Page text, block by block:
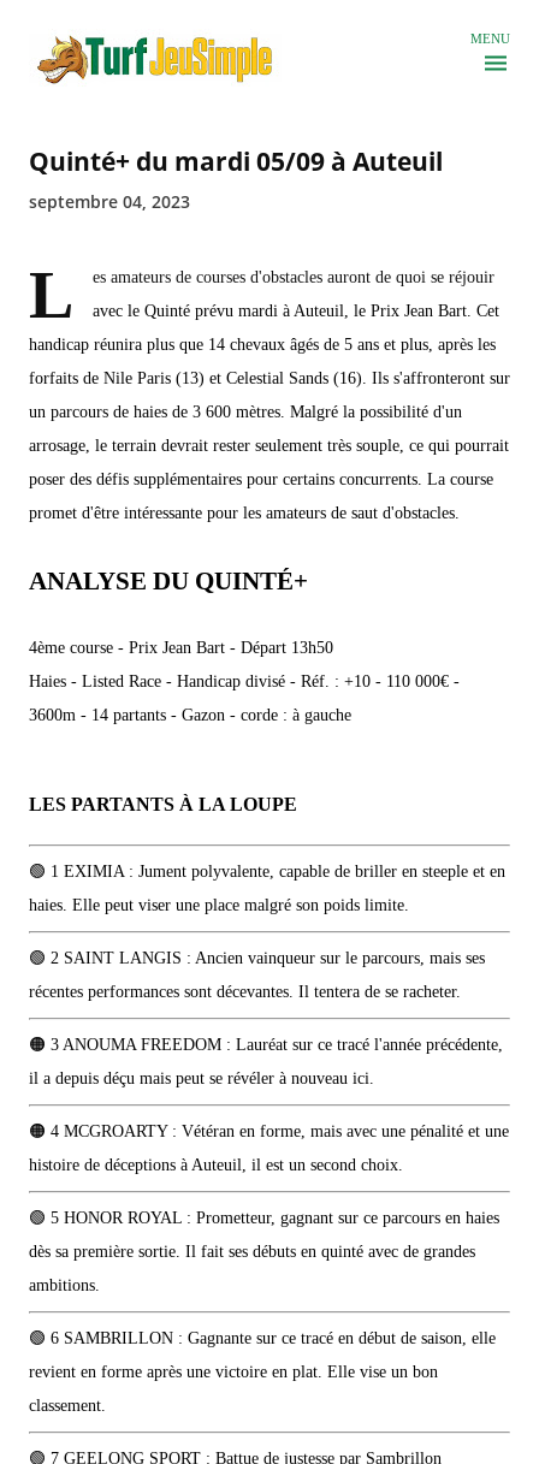
MENU
Quinté+ du mardi 05/09 à Auteuil
septembre 04, 2023
L
es amateurs de courses d'obstacles auront de quoi se réjouir
avec le Quinté prévu mardi à Auteuil, le Prix Jean Bart. Cet
handicap réunira plus que 14 chevaux âgés de 5 ans et plus, après les
forfaits de Nile Paris (13) et Celestial Sands (16). Ils s'affronteront sur
un parcours de haies de 3 600 mètres. Malgré la possibilité d'un
arrosage, le terrain devrait rester seulement très souple, ce qui pourrait
poser des défis supplémentaires pour certains concurrents. La course
promet d'être intéressante pour les amateurs de saut d'obstacles.
ANALYSE DU QUINTÉ+
4ème course - Prix Jean Bart - Départ 13h50
Haies - Listed Race - Handicap divisé - Réf. : +10 - 110 000€ -
3600m - 14 partants - Gazon - corde : à gauche
LES PARTANTS À LA LOUPE
🟢 1 EXIMIA : Jument polyvalente, capable de briller en steeple et en
haies. Elle peut viser une place malgré son poids limite.
🟢 2 SAINT LANGIS : Ancien vainqueur sur le parcours, mais ses
récentes performances sont décevantes. Il tentera de se racheter.
🟠 3 ANOUMA FREEDOM : Lauréat sur ce tracé l'année précédente,
il a depuis déçu mais peut se révéler à nouveau ici.
🟠 4 MCGROARTY : Vétéran en forme, mais avec une pénalité et une
histoire de déceptions à Auteuil, il est un second choix.
🟢 5 HONOR ROYAL : Prometteur, gagnant sur ce parcours en haies
dès sa première sortie. Il fait ses débuts en quinté avec de grandes
ambitions.
🟢 6 SAMBRILLON : Gagnante sur ce tracé en début de saison, elle
revient en forme après une victoire en plat. Elle vise un bon
classement.
🟢 7 GEELONG SPORT : Battue de justesse par Sambrillon